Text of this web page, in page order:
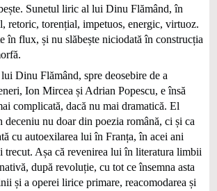
Sunetul liric al lui Dinu Flămând, în
retoric, torențial, impetuos, energic, virtuoz.
în flux, și nu slăbește niciodată în construcția
Dinu Flămând, spre deosebire de a
Ion Mircea și Adrian Popescu, e însă
complicată, dacă nu mai dramatică. El
deceniu nu doar din poezia română, ci și ca
cu autoexilarea lui în Franța, în acei ani
trecut. Așa că revenirea lui în literatura limbii
după revoluție, cu tot ce însemna asta
și a operei lirice primare, reacomodarea și